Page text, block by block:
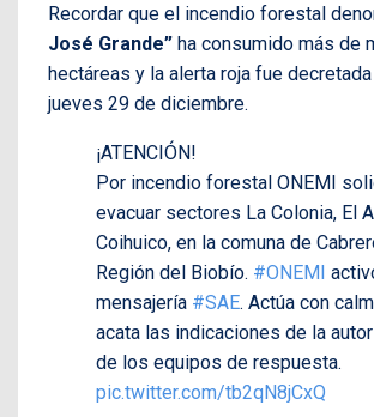
Recordar que el incendio forestal
José Grande” ha consumido más de
hectáreas y la alerta roja fue
jueves 29 de diciembre.
¡ATENCIÓN!
Por incendio forestal ONEMI
evacuar sectores La Colonia, El
Coihuico, en la comuna de
Región del Biobío. #ONEMI
mensajería #SAE. Actúa con
acata las indicaciones de la
de los equipos de respuesta.
pic.twitter.com/tb2qN8jCxQ